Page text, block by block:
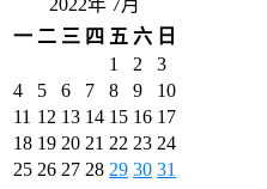
2022年 7月
一 二 三 四 五 六 日
1
2
3
4
5 6 7 8 9
10
11 12 13 14 15 16 17
18 19 20 21 22 23 24
25 26 27 28 29 30 31